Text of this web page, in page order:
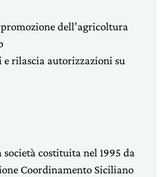
dell’agricoltura
rilascia autorizzazioni su
società costituita nel 1995 da
Coordinamento Siciliano